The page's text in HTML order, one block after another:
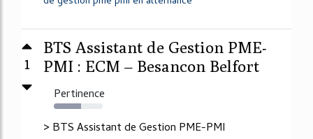
1
BTS Assistant de Gestion PME-
PMI : ECM – Besancon Belfort
Pertinence
55%
> BTS Assistant de Gestion PME-PMI